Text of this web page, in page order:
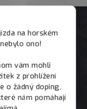
na horském
ono!
vám mohli
z prohlížení
o žádný doping,
nám pomáhají